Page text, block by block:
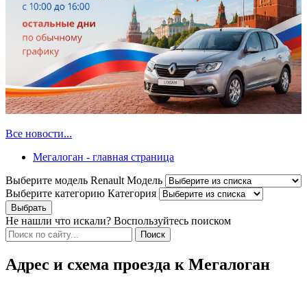
Все новости...
Мегалоган - главная страница
Выберите модель Renault Модель
Выберите категорию Категория
Не нашли что искали? Воспользуйтесь поиском
Адрес и схема проезда к Мегалоган